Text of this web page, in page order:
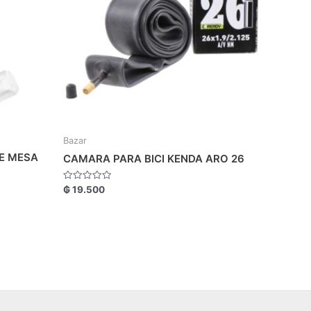
MESA
Bazar
CAMARA PARA BICI KENDA ARO 26
Valorado
con
₲19.500